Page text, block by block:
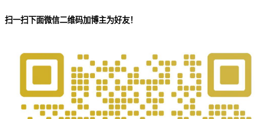
扫一扫下面微信二维码加博主为好友！